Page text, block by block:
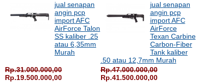
jual senapan
angin pcp
import AFC
AirForce Talon
SS kaliber .25
atau 6,35mm
Murah
Rp.31.000.000,00
Rp.19.500.000,00
jual senapan
angin pcp
import AFC
AirForce
Texan Carbine
Carbon-Fiber
Tank kaliber
.50 atau 12,7mm Murah
Rp.47.000.000,00
Rp.41.500.000,00